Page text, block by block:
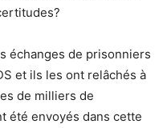
échanges de prisonniers
et ils les ont relâchés à
de milliers de
été envoyés dans cette